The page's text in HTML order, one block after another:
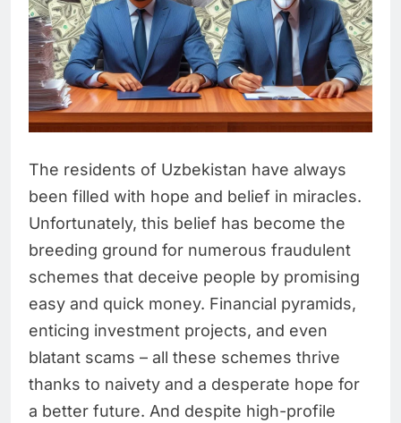
The residents of Uzbekistan have always
been filled with hope and belief in miracles.
Unfortunately, this belief has become the
breeding ground for numerous fraudulent
schemes that deceive people by promising
easy and quick money. Financial pyramids,
enticing investment projects, and even
blatant scams – all these schemes thrive
thanks to naivety and a desperate hope for
a better future. And despite high-profile